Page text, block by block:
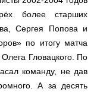
более старших
Сергея Попова и
по итогу матча
Гловацкого. По
команду, не дав
А за десять